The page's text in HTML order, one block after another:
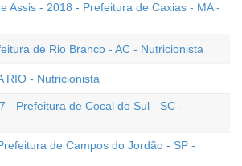
Assis - 2018 - Prefeitura de Caxias - MA -
de Rio Branco - AC - Nutricionista
RIO - Nutricionista
- Prefeitura de Cocal do Sul - SC -
de Campos do Jordão - SP -